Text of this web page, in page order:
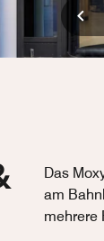
Das
am
mehrere